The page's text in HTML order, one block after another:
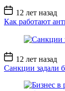
Дата
записи
12 лет назад
Как работают
Дата
записи
12 лет назад
Санкции задали